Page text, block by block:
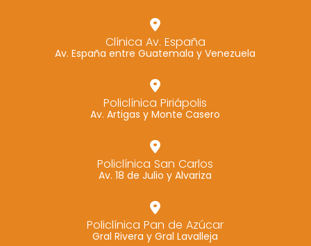
Clínica Av. España
Av. España entre Guatemala y Venezuela
Policlínica Piriápolis
Av. Artigas y Monte Casero
Policlínica San Carlos
Av. 18 de Julio y Alvariza
Policlínica Pan de Azúcar
Gral Rivera y Gral Lavalleja